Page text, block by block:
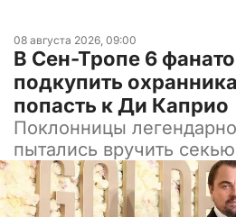
08 августа 2026, 09:00
В Сен-Тропе 6
подкупить
попасть к Ди Каприо
Поклонницы
пытались вручить